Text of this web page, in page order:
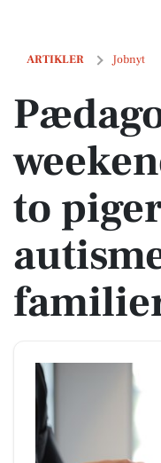
ARTIKLER Jobnyt
Pædagog søges til
to